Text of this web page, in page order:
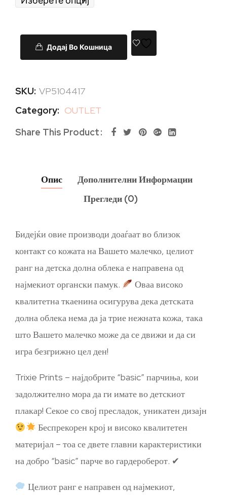
Додај Во Кошница
SKU: VP5104417
Category: OUTLET
Share This Product
Опис
Дополнителни Информации
Прегледи (0)
Бидејќи овие производи доаѓаат во близок
контакт со кожата на Вашето малечко, целиот
ранг на детска долна облека е направена од
најмекиот органски памук.
Оваа високо
квалитетна ткаенина осигурува дека детската
долна облека нема да ја трие нежната кожа, така
што Вашето малечко може да се движи и да си
игра безгрижно цел ден!
Trixie Prints – најдобрите “basic” парчиња, кои
задолжително мора да ги имате во детскиот
плакар! Секое со свој пресладок, уникатен дизајн
Беспрекорен крој и високо квалитетен
материјал – тоа се двете главни карактеристики
на добро “basic” парче во гардероберот. ✔
Целиот ранг е направен од најмекиот,